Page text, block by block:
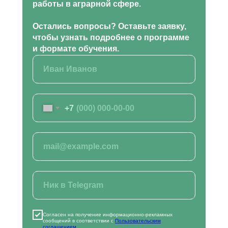
работы в аграрной сфере.
Остались вопросы? Оставьте заявку,
чтобы узнать подробнее о программе
и формате обучения.
+7
Согласен на получение информационно-рекламных
сообщений в соответствии с Пользовательским
соглашением
ОГРН 1177700004063
ул. Россошанская, д. 4, к. 1, этаж 1
ОБРАТНЫЙ ЗВОНОК
Рыбоводство
Растениеводство
Ветеринария
Курсы для заводчиков
Ландшафтный дизайн
Фермерское хозяйство